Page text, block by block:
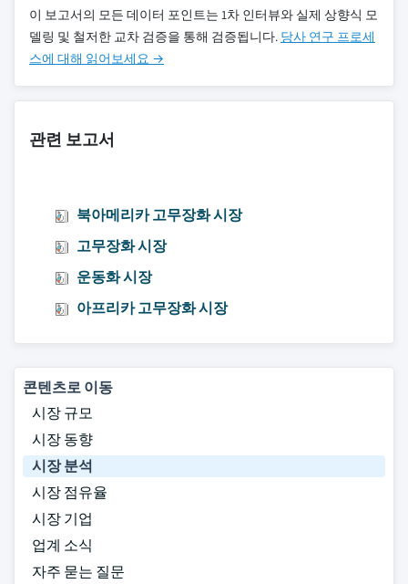
이 보고서의 모든 데이터 포인트는 1차 인터뷰와 실제 상향식 모
델링 및 철저한 교차 검증을 통해 검증됩니다. 당사 연구 프로세
스에 대해 읽어보세요 →
관련 보고서
북아메리카 고무장화 시장
고무장화 시장
운동화 시장
아프리카 고무장화 시장
콘텐츠로 이동
시장 규모
시장 동향
시장 분석
시장 점유율
시장 기업
업계 소식
자주 묻는 질문